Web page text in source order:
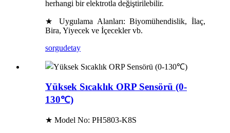
herhangi bir elektrotla değiştirilebilir.
★ Uygulama Alanları: Biyomühendislik, İlaç,
Bira, Yiyecek ve İçecekler vb.
sorgudetay
Yüksek Sıcaklık ORP Sensörü (0-
130℃)
★ Model No: PH5803-K8S